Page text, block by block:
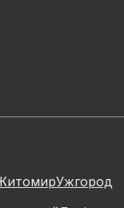
Ужгород